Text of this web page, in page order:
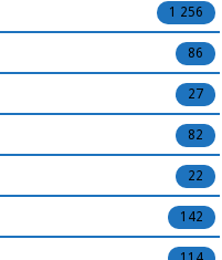
1 256
86
27
82
22
142